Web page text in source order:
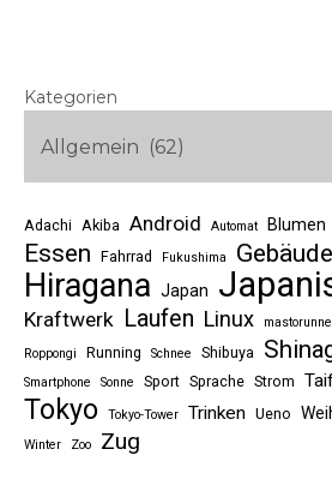
Kategorien
Adachi Akiba Android Automat Blumen
Essen Fahrrad Fukushima Gebäude
Hiragana Japan
Kraftwerk Laufen Linux
Roppongi
Running Schnee Shibuya
Smartphone Sonne Sport Sprache Strom
Tokyo Tokyo-Tower Trinken Ueno
Winter Zoo Zug